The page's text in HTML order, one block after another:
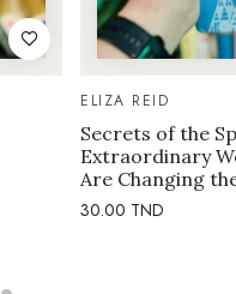
ELIZA REID
Secrets of the
Extraordinary
Are Changing
30.00 TND